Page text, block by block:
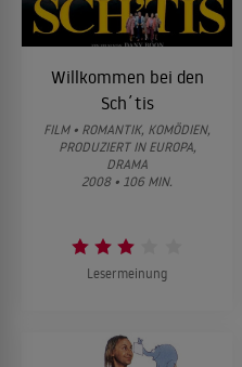
Willkommen bei den
Sch´tis
FILM • ROMANTIK, KOMÖDIEN,
PRODUZIERT IN EUROPA,
DRAMA
2008 • 106 MIN.
Lesermeinung